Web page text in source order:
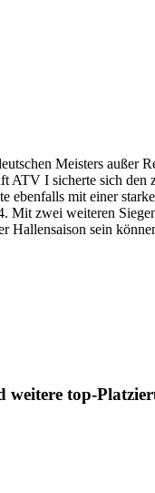
Meisters außer
ATV I sicherte sich den
ebenfalls mit einer
Mit zwei weiteren
Hallensaison sein
weitere top-